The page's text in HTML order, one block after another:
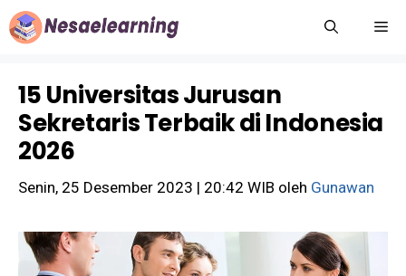
Langsung
ke
15 Universitas Jurusan
Sekretaris Terbaik di Indonesia
2026
Senin, 25 Desember 2023 | 20:42 WIB oleh Gunawan